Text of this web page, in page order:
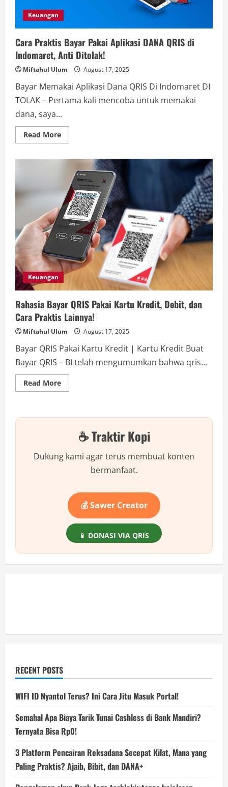
Keuangan
Cara Praktis Bayar Pakai Aplikasi DANA QRIS di
Indomaret, Anti Ditolak!
Miftahul Ulum August 17, 2025
Bayar Memakai Aplikasi Dana QRIS Di Indomaret DI
TOLAK – Pertama kali mencoba untuk memakai
dana, saya...
Read MoreRead
more
Praktis
Bayar
Pakai
Aplikasi
DANA
QRIS
di
Indomaret,
Anti
Ditolak!
Keuangan
Rahasia Bayar QRIS Pakai Kartu Kredit, Debit, dan
Cara Praktis Lainnya!
Miftahul Ulum August 17, 2025
Bayar QRIS Pakai Kartu Kredit | Kartu Kredit Buat
Bayar QRIS – BI telah mengumumkan bahwa qris...
Read MoreRead
more
QRIS
Kredit,
dan
Cara
☕ Traktir Kopi
Dukung kami agar terus membuat konten
bermanfaat.
💰 Sawer Creator
📱 DONASI VIA QRIS
RECENT POSTS
WIFI ID Nyantol Terus? Ini Cara Jitu Masuk Portal!
Semahal Apa Biaya Tarik Tunai Cashless di Bank Mandiri?
Ternyata Bisa Rp0!
3 Platform Pencairan Reksadana Secepat Kilat, Mana yang
Paling Praktis? Ajaib, Bibit, dan DANA+